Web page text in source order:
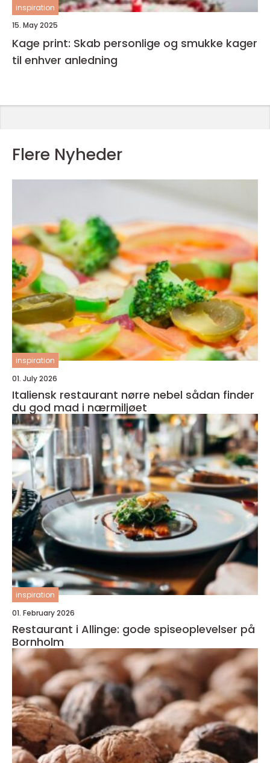
inspiration
15. May 2025
Kage print: Skab personlige og smukke kager
til enhver anledning
Flere Nyheder
inspiration
01. July 2026
Italiensk restaurant nørre nebel sådan finder
du god mad i nærmiljøet
inspiration
01. February 2026
Restaurant i Allinge: gode spiseoplevelser på
Bornholm